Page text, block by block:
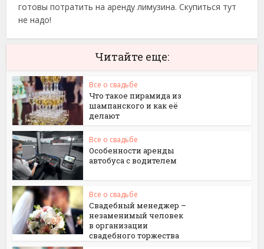
готовы потратить на аренду лимузина. Скупиться тут
не надо!
Читайте еще:
Все о свадьбе
Что такое пирамида из
шампанского и как её
делают
Все о свадьбе
Особенности аренды
автобуса с водителем
Все о свадьбе
Свадебный менеджер –
незаменимый человек
в организации
свадебного торжества